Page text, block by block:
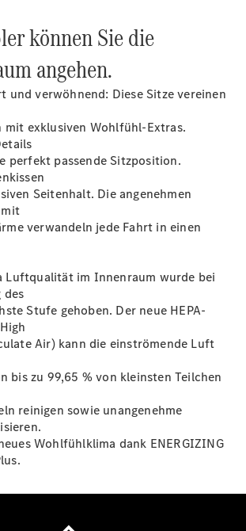
Der
CLA mit EQ-
Technologie
Der neue
CLA
EQE
Limousine -
elektrisch
elektrisch
C-Klasse
Limousine
C-Klasse
Limousine -
elektrisch
E-Klasse
Limousine
S-Klasse
Limousine
S-Klasse
Lang
können Sie die
angehen.
und verwöhnend: Diese Sitze vereinen
mit exklusiven Wohlfühl-Extras.
perfekt passende Sitzposition.
Seitenhalt. Die angenehmen
verwandeln jede Fahrt in einen
Luftqualität im Innenraum wurde bei
des
Stufe gehoben. Der neue HEPA-
Air) kann die einströmende Luft
bis zu 99,65 % von kleinsten Teilchen
reinigen sowie unangenehme
Wohlfühlklima dank ENERGIZING